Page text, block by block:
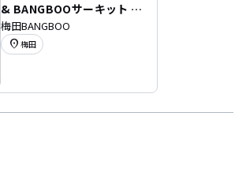
& BANGBOOサーキット 大
阪東急REIホテル 2Fフロア /
特典会場】
梅田BANGBOO
location_on 梅田